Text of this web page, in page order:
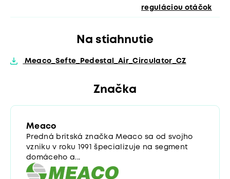
reguláciou otáčok
Na stiahnutie
Meaco_Sefte_Pedestal_Air_Circulator_CZ
Značka
Meaco
Predná britská značka Meaco sa od svojho
vzniku v roku 1991 špecializuje na segment
domáceho a...